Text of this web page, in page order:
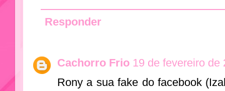
Responder
Cachorro Frio 19 de fevereiro de
Rony a sua fake do facebook